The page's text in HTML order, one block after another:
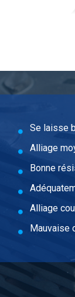
Se laisse
Alliage
Bonne
Alliage
Mauvaise